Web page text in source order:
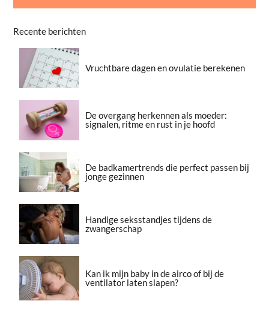
Recente berichten
Vruchtbare dagen en ovulatie berekenen
De overgang herkennen als moeder:
signalen, ritme en rust in je hoofd
De badkamertrends die perfect passen bij
jonge gezinnen
Handige seksstandjes tijdens de
zwangerschap
Kan ik mijn baby in de airco of bij de
ventilator laten slapen?